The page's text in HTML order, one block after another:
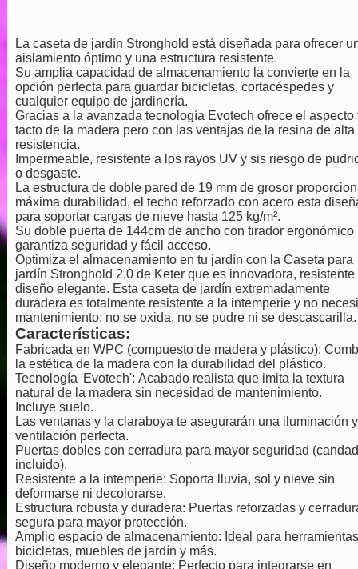
La caseta de jardín Stronghold está diseñada para ofrecer
aislamiento óptimo y una estructura resistente.
Su amplia capacidad de almacenamiento la convierte en la
opción perfecta para guardar bicicletas, cortacéspedes y
cualquier equipo de jardinería.
Gracias a la avanzada tecnología Evotech ofrece el aspecto
tacto de la madera pero con las ventajas de la resina de alta
resistencia.
Impermeable, resistente a los rayos UV y sis riesgo de
o desgaste.
La estructura de doble pared de 19 mm de grosor
máxima durabilidad, el techo reforzado con acero esta
para soportar cargas de nieve hasta 125 kg/m².
Su doble puerta de 144cm de ancho con tirador ergonómico
garantiza seguridad y fácil acceso.
Optimiza el almacenamiento en tu jardín con la Caseta para
jardín Stronghold 2.0 de Keter que es innovadora, resistente
diseño elegante. Esta caseta de jardín extremadamente
duradera es totalmente resistente a la intemperie y no
mantenimiento: no se oxida, no se pudre ni se descascarilla.
Características:
Fabricada en WPC (compuesto de madera y plástico):
la estética de la madera con la durabilidad del plástico.
Tecnología 'Evotech': Acabado realista que imita la textura
natural de la madera sin necesidad de mantenimiento.
Incluye suelo.
Las ventanas y la claraboya te asegurarán una iluminación y
ventilación perfecta.
Puertas dobles con cerradura para mayor seguridad
incluido).
Resistente a la intemperie: Soporta lluvia, sol y nieve sin
deformarse ni decolorarse.
Estructura robusta y duradera: Puertas reforzadas y
segura para mayor protección.
Amplio espacio de almacenamiento: Ideal para
bicicletas, muebles de jardín y más.
Diseño moderno y elegante: Perfecto para integrarse en